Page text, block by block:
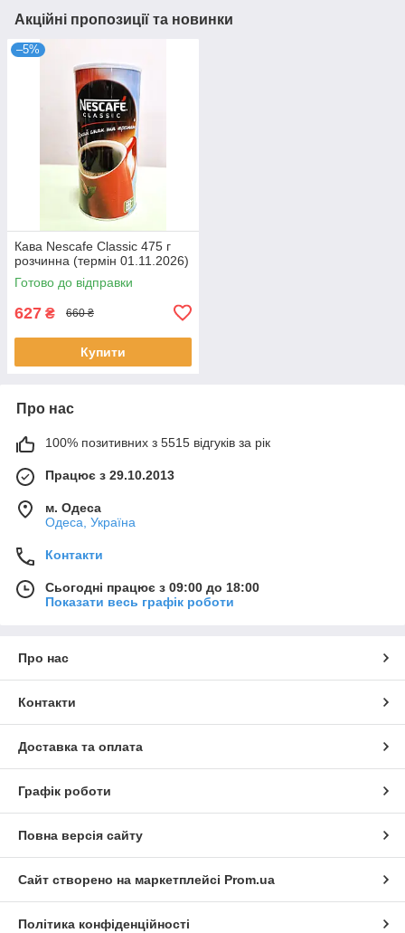
Акційні пропозиції та новинки
–5%
Кава Nescafe Classic 475 г
розчинна (термін 01.11.2026)
Готово до відправки
627 ₴ 660 ₴
Купити
Про нас
100% позитивних з 5515 відгуків за рік
Працює з 29.10.2013
м. Одеса
Одеса, Україна
Контакти
Сьогодні працює з 09:00 до 18:00
Показати весь графік роботи
Про нас
Контакти
Доставка та оплата
Графік роботи
Повна версія сайту
Сайт створено на маркетплейсі Prom.ua
Політика конфіденційності